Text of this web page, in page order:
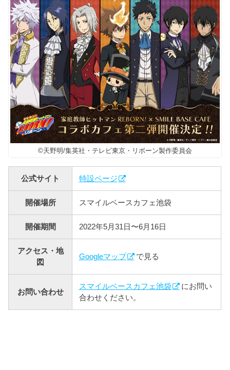
©天野明/集英社・テレビ東京・リボーン製作委員会
公式サイト 特設ページ
開催場所 スマイルベースカフェ池袋
開催期間 2022年5月31日〜6月16日
アクセス・地
図
Googleマップ で見る
お問い合わせ
スマイルベースカフェ池袋
にお問い
合わせください。